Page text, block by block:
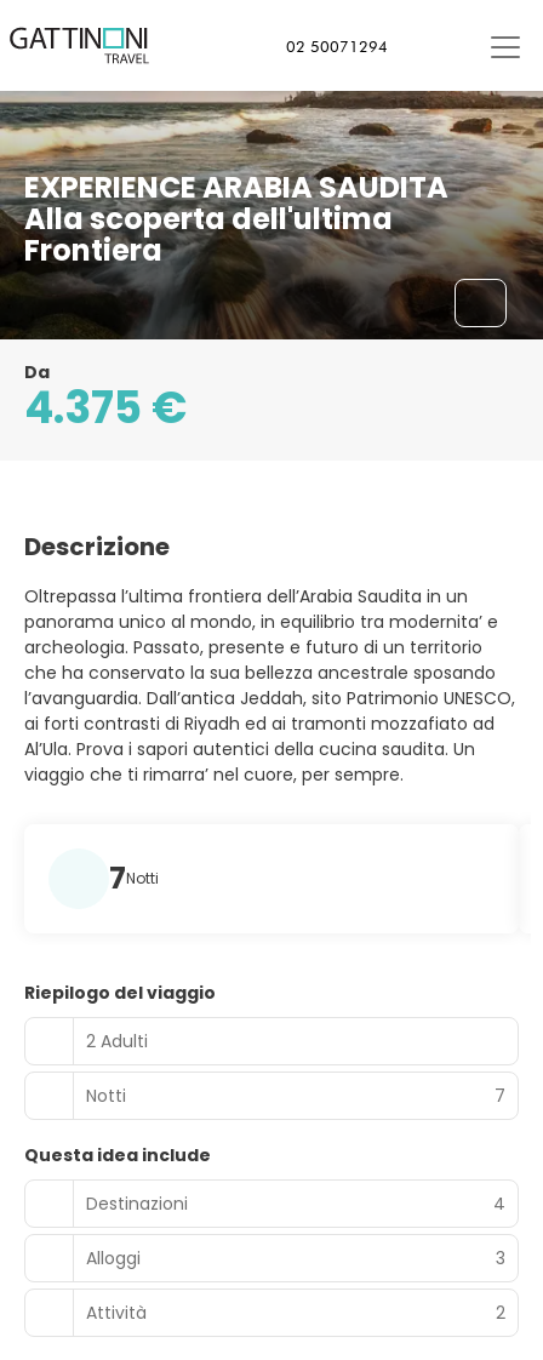
02 50071294
EXPERIENCE ARABIA SAUDITA
Alla scoperta dell'ultima
Frontiera
Jeddah, Arabia Saudita
Da
4.375 €
Descrizione
Oltrepassa l’ultima frontiera dell’Arabia Saudita in un
panorama unico al mondo, in equilibrio tra modernita’ e
archeologia. Passato, presente e futuro di un territorio
che ha conservato la sua bellezza ancestrale sposando
l’avanguardia. Dall’antica Jeddah, sito Patrimonio UNESCO,
ai forti contrasti di Riyadh ed ai tramonti mozzafiato ad
Al’Ula. Prova i sapori autentici della cucina saudita. Un
viaggio che ti rimarra’ nel cuore, per sempre.
7Notti
Riepilogo del viaggio
2 Adulti
Notti 7
Questa idea include
Destinazioni
4
Alloggi 3
Attività 2